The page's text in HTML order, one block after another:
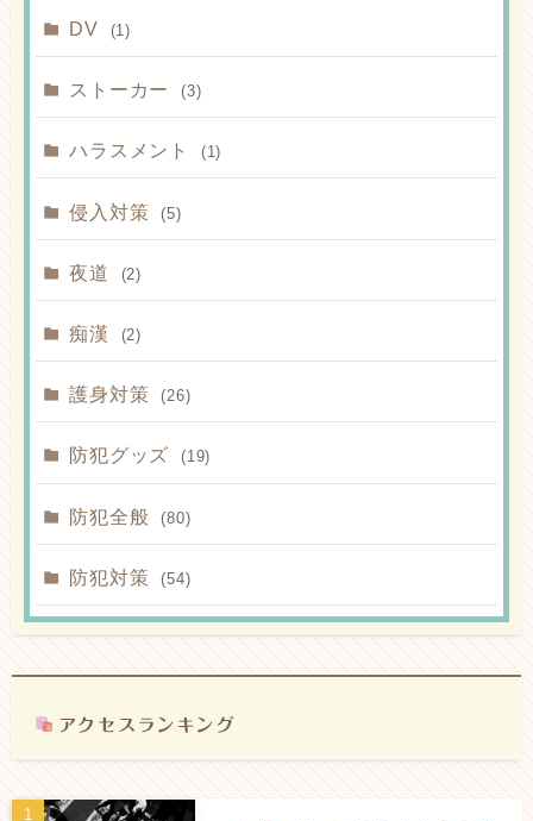
DV (1)
ストーカー (3)
ハラスメント (1)
侵入対策 (5)
夜道 (2)
痴漢 (2)
護身対策 (26)
防犯グッズ (19)
防犯全般 (80)
防犯対策 (54)